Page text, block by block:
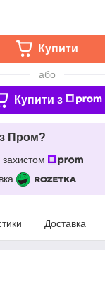
Купити
або
Купити з
Пром?
Доставка